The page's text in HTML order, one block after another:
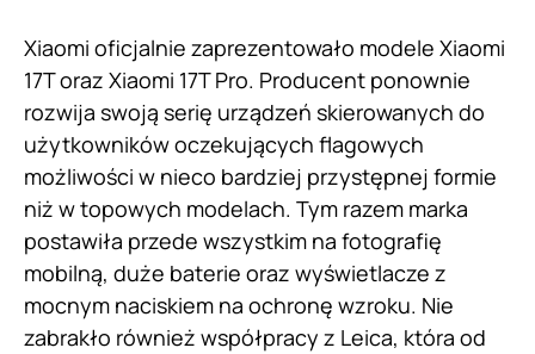
Xiaomi oficjalnie zaprezentowało modele Xiaomi
17T oraz Xiaomi 17T Pro. Producent ponownie
rozwija swoją serię urządzeń skierowanych do
użytkowników oczekujących flagowych
możliwości w nieco bardziej przystępnej formie
niż w topowych modelach. Tym razem marka
postawiła przede wszystkim na fotografię
mobilną, duże baterie oraz wyświetlacze z
mocnym naciskiem na ochronę wzroku. Nie
zabrakło również współpracy z Leica, która od